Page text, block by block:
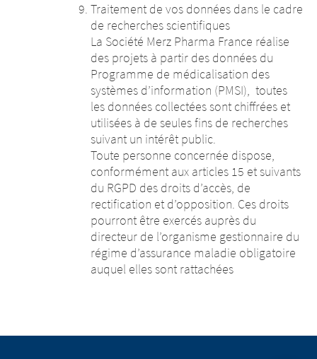
Traitement de vos données dans le cadre
de recherches scientifiques
La Société Merz Pharma France réalise
des projets à partir des données du
Programme de médicalisation des
systèmes d’information (PMSI), toutes
les données collectées sont chiffrées et
utilisées à de seules fins de recherches
suivant un intérêt public.
Toute personne concernée dispose,
conformément aux articles 15 et suivants
du RGPD des droits d’accès, de
rectification et d’opposition. Ces droits
pourront être exercés auprès du
directeur de l’organisme gestionnaire du
régime d’assurance maladie obligatoire
auquel elles sont rattachées